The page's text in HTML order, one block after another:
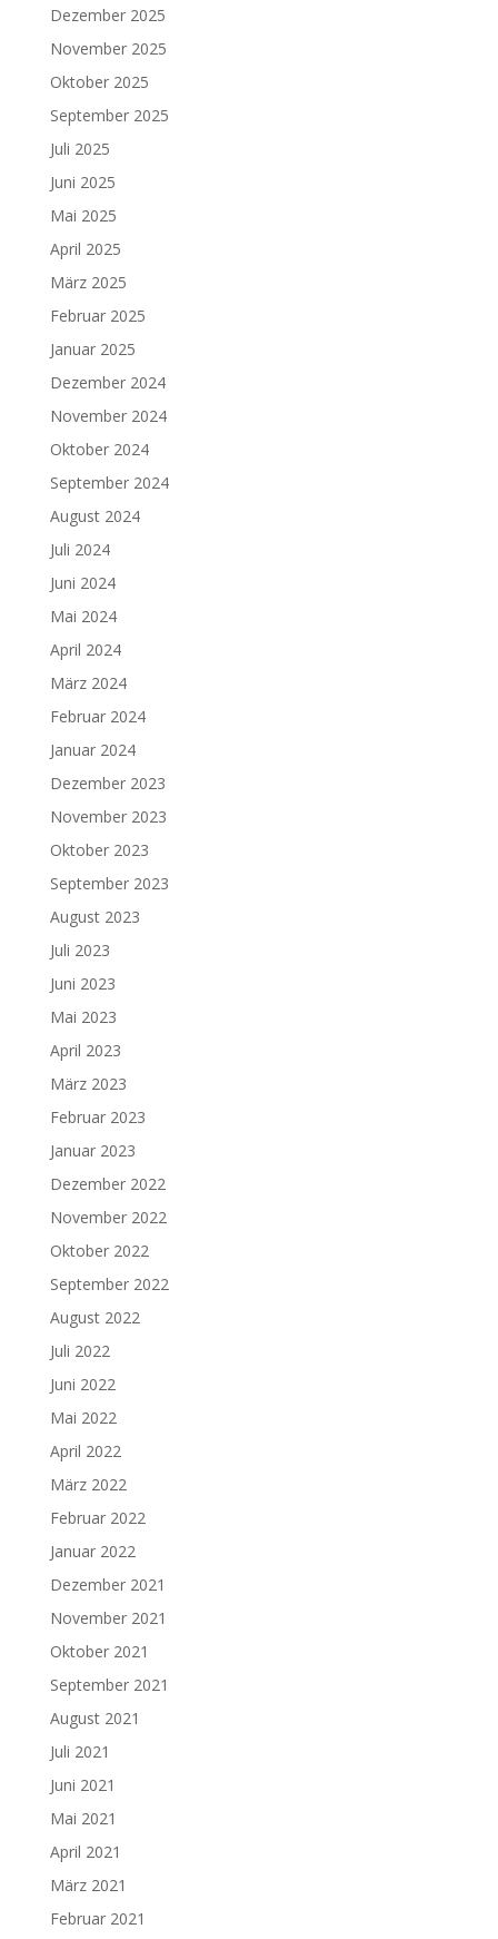
Dezember 2025
November 2025
Oktober 2025
September 2025
Juli 2025
Juni 2025
Mai 2025
April 2025
März 2025
Februar 2025
Januar 2025
Dezember 2024
November 2024
Oktober 2024
September 2024
August 2024
Juli 2024
Juni 2024
Mai 2024
April 2024
März 2024
Februar 2024
Januar 2024
Dezember 2023
November 2023
Oktober 2023
September 2023
August 2023
Juli 2023
Juni 2023
Mai 2023
April 2023
März 2023
Februar 2023
Januar 2023
Dezember 2022
November 2022
Oktober 2022
September 2022
August 2022
Juli 2022
Juni 2022
Mai 2022
April 2022
März 2022
Februar 2022
Januar 2022
Dezember 2021
November 2021
Oktober 2021
September 2021
August 2021
Juli 2021
Juni 2021
Mai 2021
April 2021
März 2021
Februar 2021